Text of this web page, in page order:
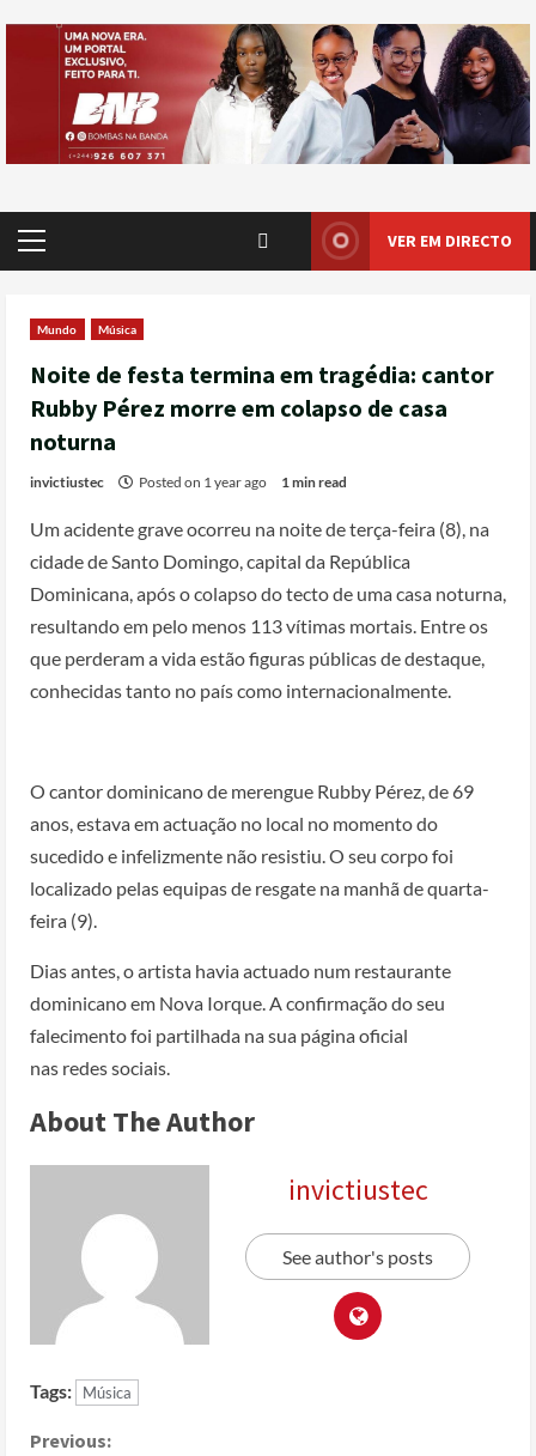
VER EM DIRECTO
Mundo Música
Noite de festa termina em tragédia: cantor
Rubby Pérez morre em colapso de casa
noturna
invictiustec Posted on 1 year ago 1 min read
Um acidente grave ocorreu na noite de terça-feira (8), na
cidade de Santo Domingo, capital da República
Dominicana, após o colapso do tecto de uma casa noturna,
resultando em pelo menos 113 vítimas mortais. Entre os
que perderam a vida estão figuras públicas de destaque,
conhecidas tanto no país como internacionalmente.
O cantor dominicano de merengue Rubby Pérez, de 69
anos, estava em actuação no local no momento do
sucedido e infelizmente não resistiu. O seu corpo foi
localizado pelas equipas de resgate na manhã de quarta-
feira (9).
Dias antes, o artista havia actuado num restaurante
dominicano em Nova Iorque. A confirmação do seu
falecimento foi partilhada na sua página oficial
nas redes sociais.
About The Author
invictiustec
See author's posts
Tags: Música
Previous: